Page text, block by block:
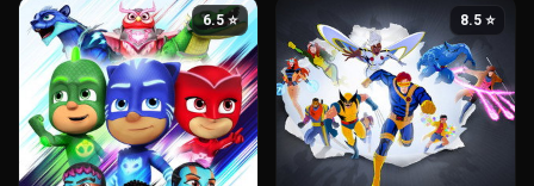
⭐ 8.5
⭐ 6.5